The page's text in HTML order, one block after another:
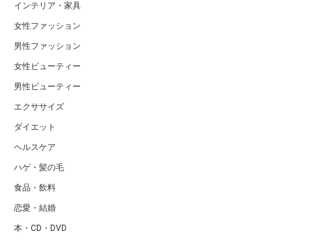
インテリア・家具
女性ファッション
男性ファッション
女性ビューティー
男性ビューティー
エクササイズ
ダイエット
ヘルスケア
ハゲ・髪の毛
食品・飲料
恋愛・結婚
本・CD・DVD